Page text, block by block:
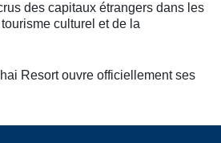
des capitaux étrangers dans les
culturel et de la
Resort ouvre officiellement ses